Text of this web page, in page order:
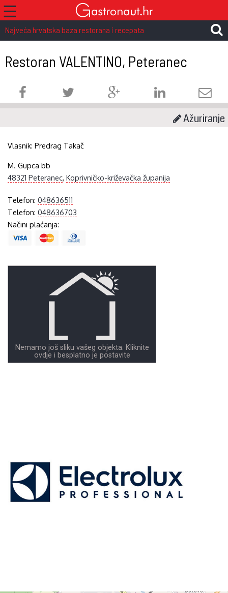
☰
Najveća hrvatska baza restorana i recepata
Restoran VALENTINO, Peteranec
Ažuriranje
Vlasnik:Predrag Takač
M. Gupca bb
48321 Peteranec,Koprivničko-križevačka županija
Telefon:048636511
Telefon:048636703
Načini plaćanja:
Nemamo još sliku vašeg objekta. Kliknite
ovdje i besplatno je postavite